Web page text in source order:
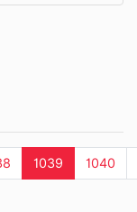
1039 1040